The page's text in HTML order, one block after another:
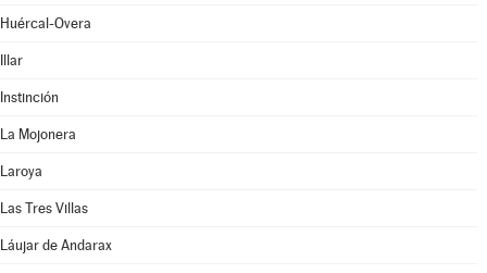
Huércal-Overa
Illar
Instinción
La Mojonera
Laroya
Las Tres Villas
Láujar de Andarax